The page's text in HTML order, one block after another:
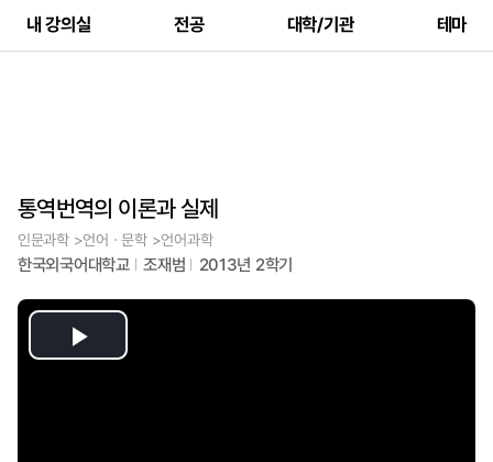
내 강의실 전공 대학/기관 테마
통역번역의 이론과 실제
인문과학 >언어ㆍ문학 >언어과학
한국외국어대학교 조재범 2013년 2학기
Play